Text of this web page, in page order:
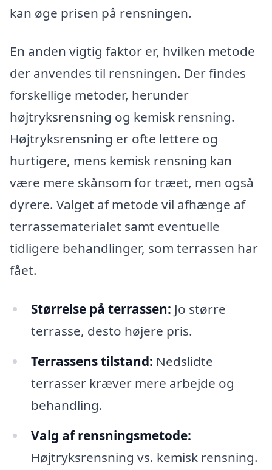
kan øge prisen på rensningen.
En anden vigtig faktor er, hvilken metode
der anvendes til rensningen. Der findes
forskellige metoder, herunder
højtryksrensning og kemisk rensning.
Højtryksrensning er ofte lettere og
hurtigere, mens kemisk rensning kan
være mere skånsom for træet, men også
dyrere. Valget af metode vil afhænge af
terrassematerialet samt eventuelle
tidligere behandlinger, som terrassen har
fået.
Størrelse på terrassen: Jo større
terrasse, desto højere pris.
Terrassens tilstand: Nedslidte
terrasser kræver mere arbejde og
behandling.
Valg af rensningsmetode:
Højtryksrensning vs. kemisk rensning.